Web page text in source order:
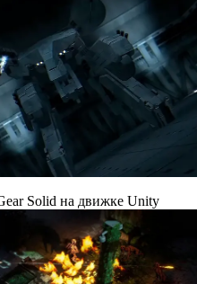
Solid на движке Unity